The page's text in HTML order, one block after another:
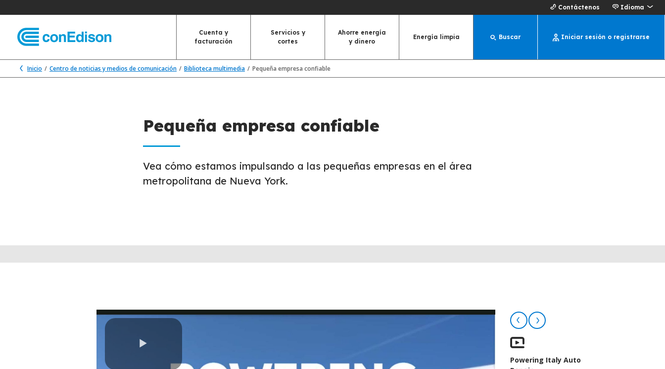
Contáctenos Idioma
Cuenta y
facturación
Servicios y
cortes
Ahorre energía
y dinero
Energía limpia Buscar Iniciar sesión o registrarse
Inicio Centro de noticias y medios de comunicación Biblioteca multimedia Pequeña empresa confiable
Pequeña empresa confiable
Vea cómo estamos impulsando a las pequeñas empresas en el área
metropolitana de Nueva York.
Powering Italy Auto